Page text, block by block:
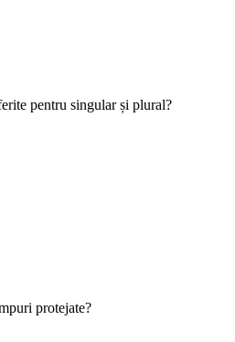
pentru singular și plural?
protejate?